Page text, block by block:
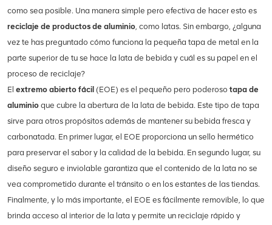
como sea posible. Una manera simple pero efectiva de hacer esto es
reciclaje de productos de aluminio , como latas. Sin embargo, ¿alguna
vez te has preguntado cómo funciona la pequeña tapa de metal en la
parte superior de tu se hace la lata de bebida y cuál es su papel en el
proceso de reciclaje?
El extremo abierto fácil (EOE) es el pequeño pero poderoso tapa de
aluminio que cubre la abertura de la lata de bebida. Este tipo de tapa
sirve para otros propósitos además de mantener su bebida fresca y
carbonatada. En primer lugar, el EOE proporciona un sello hermético
para preservar el sabor y la calidad de la bebida. En segundo lugar, su
diseño seguro e inviolable garantiza que el contenido de la lata no se
vea comprometido durante el tránsito o en los estantes de las tiendas.
Finalmente, y lo más importante, el EOE es fácilmente removible, lo que
brinda acceso al interior de la lata y permite un reciclaje rápido y